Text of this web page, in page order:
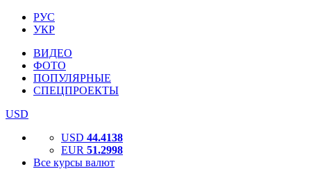
РУС
УКР
ВИДЕО
ФОТО
ПОПУЛЯРНЫЕ
СПЕЦПРОЕКТЫ
USD
USD 44.4138
EUR 51.2998
Все курсы валют